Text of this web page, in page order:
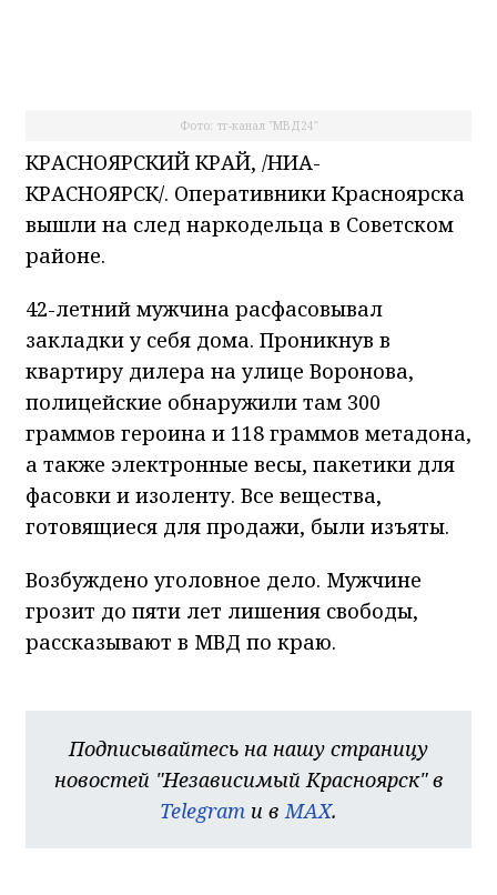
Фото: тг-канал "МВД24"
КРАСНОЯРСКИЙ КРАЙ, /НИА-
КРАСНОЯРСК/. Оперативники Красноярска
вышли на след наркодельца в Советском
районе.
42-летний мужчина расфасовывал
закладки у себя дома. Проникнув в
квартиру дилера на улице Воронова,
полицейские обнаружили там 300
граммов героина и 118 граммов метадона,
а также электронные весы, пакетики для
фасовки и изоленту. Все вещества,
готовящиеся для продажи, были изъяты.
Возбуждено уголовное дело. Мужчине
грозит до пяти лет лишения свободы,
рассказывают в МВД по краю.
Подписывайтесь на нашу страницу
новостей "Независимый Красноярск" в
Telegram и в MAX.